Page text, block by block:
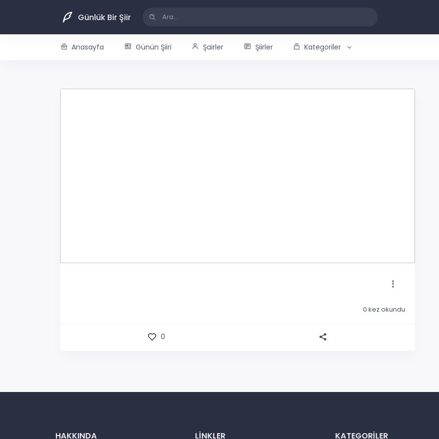
Günlük Bir Şiir
Anasayfa Günün Şiiri Şairler Şiirler Kategoriler
0 kez okundu
0
HAKKINDA LINKLER KATEGORILER